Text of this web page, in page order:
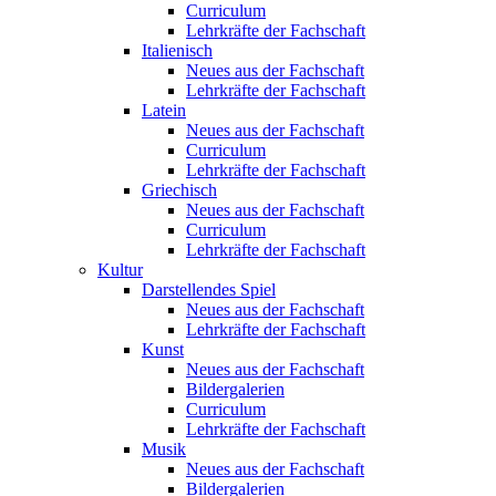
Curriculum
Lehrkräfte der Fachschaft
Italienisch
Neues aus der Fachschaft
Lehrkräfte der Fachschaft
Latein
Neues aus der Fachschaft
Curriculum
Lehrkräfte der Fachschaft
Griechisch
Neues aus der Fachschaft
Curriculum
Lehrkräfte der Fachschaft
Kultur
Darstellendes Spiel
Neues aus der Fachschaft
Lehrkräfte der Fachschaft
Kunst
Neues aus der Fachschaft
Bildergalerien
Curriculum
Lehrkräfte der Fachschaft
Musik
Neues aus der Fachschaft
Bildergalerien